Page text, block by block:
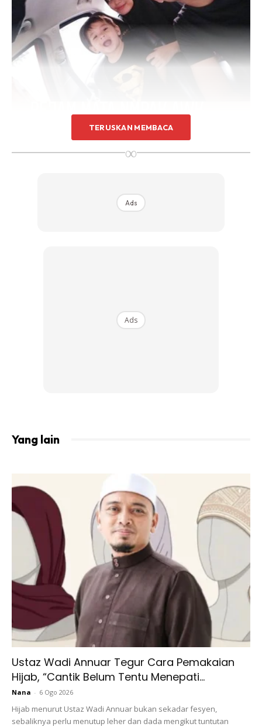
isterinya itu nanti apabila dijemput Illahi satu hari nanti.
TERUSKAN MEMBACA
∞
Ads
Ads
Yang lain
Ustaz Wadi Annuar Tegur Cara Pemakaian
Hijab, “Cantik Belum Tentu Menepati...
Nana - 6 Ogo 2026
Hijab menurut Ustaz Wadi Annuar bukan sekadar fesyen,
sebaliknya perlu menutup leher dan dada mengikut tuntutan